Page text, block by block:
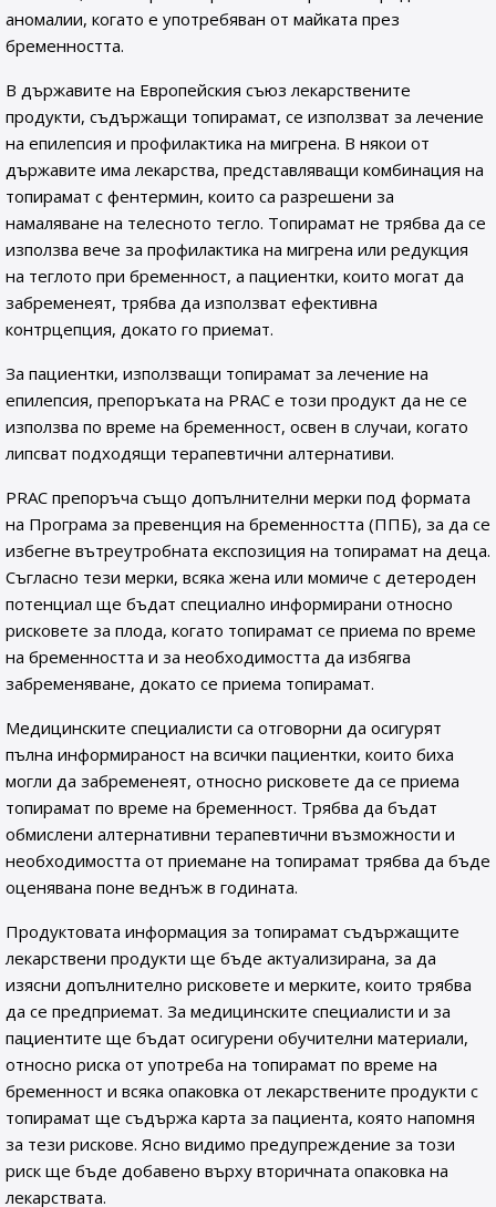
аномалии, когато е употребяван от майката през
бременността.
В държавите на Европейския съюз лекарствените
продукти, съдържащи топирамат, се използват за лечение
на епилепсия и профилактика на мигрена. В някои от
държавите има лекарства, представляващи комбинация на
топирамат с фентермин, които са разрешени за
намаляване на телесното тегло. Топирамат не трябва да се
използва вече за профилактика на мигрена или редукция
на теглото при бременност, а пациентки, които могат да
забременеят, трябва да използват ефективна
контрцепция, докато го приемат.
За пациентки, използващи топирамат за лечение на
епилепсия, препоръката на PRAC е този продукт да не се
използва по време на бременност, освен в случаи, когато
липсват подходящи терапевтични алтернативи.
PRAC препоръча също допълнителни мерки под формата
на Програма за превенция на бременността (ППБ), за да се
избегне вътреутробната експозиция на топирамат на деца.
Съгласно тези мерки, всяка жена или момиче с детероден
потенциал ще бъдат специално информирани относно
рисковете за плода, когато топирамат се приема по време
на бременността и за необходимостта да избягва
забременяване, докато се приема топирамат.
Медицинските специалисти са отговорни да осигурят
пълна информираност на всички пациентки, които биха
могли да забременеят, относно рисковете да се приема
топирамат по време на бременност. Трябва да бъдат
обмислени алтернативни терапевтични възможности и
необходимостта от приемане на топирамат трябва да бъде
оценявана поне веднъж в годината.
Продуктовата информация за топирамат съдържащите
лекарствени продукти ще бъде актуализирана, за да
изясни допълнително рисковете и мерките, които трябва
да се предприемат. За медицинските специалисти и за
пациентите ще бъдат осигурени обучителни материали,
относно риска от употреба на топирамат по време на
бременност и всяка опаковка от лекарствените продукти с
топирамат ще съдържа карта за пациента, която напомня
за тези рискове. Ясно видимо предупреждение за този
риск ще бъде добавено върху вторичната опаковка на
лекарствата.